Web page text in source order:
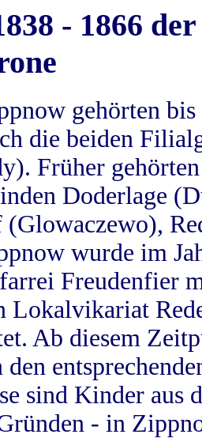
- 1866
gehörten
die beiden
Früher
Doderlage
wurde im
Freudenfier
Lokalvikariat
Ab diesem
sind Kinder aus
- in